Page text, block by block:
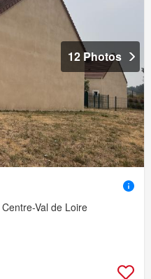
12 Photos
Val de Loire